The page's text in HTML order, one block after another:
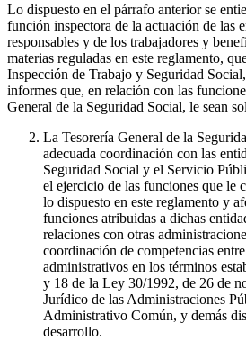
Lo dispuesto en el párrafo anterior se
función inspectora de la actuación de las
responsables y de los trabajadores y
materias reguladas en este reglamento,
Inspección de Trabajo y Seguridad
informes que, en relación con las
General de la Seguridad Social, le sean
La Tesorería General de la
adecuada coordinación con las
Seguridad Social y el Servicio
el ejercicio de las funciones que le
lo dispuesto en este reglamento y
funciones atribuidas a dichas
relaciones con otras
coordinación de competencias
administrativos en los términos
y 18 de la Ley 30/1992, de 26 de
Jurídico de las Administraciones
Administrativo Común, y demás
desarrollo.